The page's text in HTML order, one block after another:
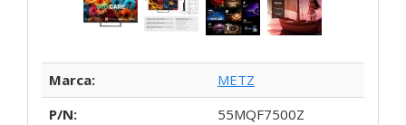
Marca:
METZ
P/N:
55MQF7500Z